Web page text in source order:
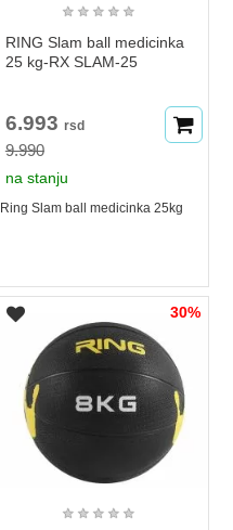
★ ★ ★ ★ ★
RING Slam ball medicinka
25 kg-RX SLAM-25
6.993 rsd
9.990
na stanju
Ring Slam ball medicinka 25kg
30%
★ ★ ★ ★ ★